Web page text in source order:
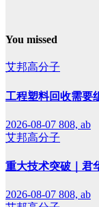
You missed
艾邦高分子
工程塑料回收需要
2026-08-07 808, ab
艾邦高分子
重大技术突破｜君
2026-08-07 808, ab